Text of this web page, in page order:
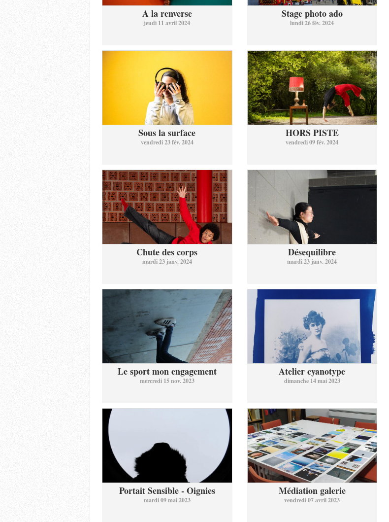
A la renverse
jeudi 11 avril 2024
Stage photo ado
lundi 26 fév. 2024
Sous la surface
vendredi 23 fév. 2024
HORS PISTE
vendredi 09 fév. 2024
Chute des corps
mardi 23 janv. 2024
Désequilibre
mardi 23 janv. 2024
Le sport mon engagement
mercredi 15 nov. 2023
Atelier cyanotype
dimanche 14 mai 2023
Portait Sensible - Oignies
mardi 09 mai 2023
Médiation galerie
vendredi 07 avril 2023